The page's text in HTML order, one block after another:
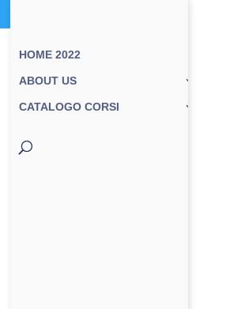
HOME 2022
ABOUT US
CATALOGO CORSI